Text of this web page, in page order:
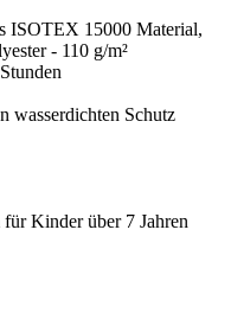
ISOTEX 15000 Material,
- 110 g/m²
wasserdichten Schutz
Kinder über 7 Jahren